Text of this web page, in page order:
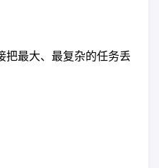
把最大、最复杂的任务丢